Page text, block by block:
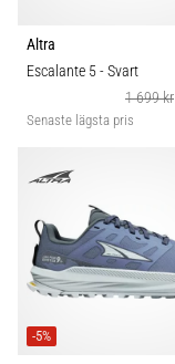
Altra
Escalante 5- Svart
1 699 kr
Senaste lägsta pris
-5%